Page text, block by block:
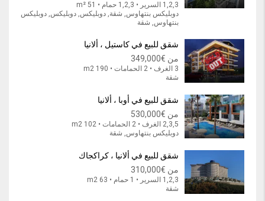
1,2,3 السرير • 1,2,3 حمام • 51 m²
دوبليكس بنتهاوس, شقة, دوبليكس, دوبليكس, دوبليكس
بنتهاوس, شقة
شقق للبيع في كاستيل ، ألانيا
من €349,000
3 الغرف • 2 الحمامات • 190 m2
شقة
شقق للبيع في أوبا ، ألانيا
من €530,000
2,3,5 الغرف • 2 الحمامات • 102 m2
دوبليكس بنتهاوس, شقة
شقق للبيع في ألانيا ، كراكجاك
من €310,000
1,2,3 السرير • 1 حمام • 63 m2
شقة